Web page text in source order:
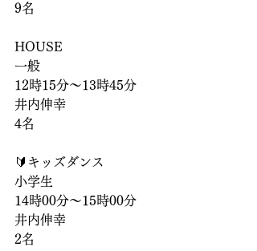
9名
HOUSE
一般
12時15分〜13時45分
井内伸幸
4名
🔰キッズダンス
小学生
14時00分〜15時00分
井内伸幸
2名